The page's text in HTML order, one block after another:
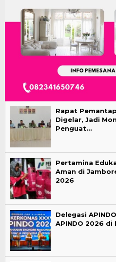
Rapat
Digelar, Jadi
Penguat…
Pertamina
Aman di
2026
Delegasi
APINDO 2026 di